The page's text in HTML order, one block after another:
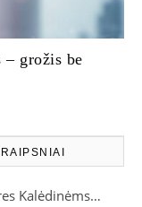
– grožis be
Kalėdinėms…